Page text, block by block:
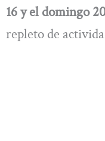
16 y el domingo
repleto de